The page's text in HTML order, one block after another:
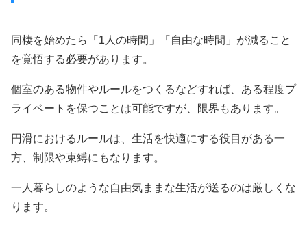
同棲を始めたら「1人の時間」「自由な時間」が減ること
を覚悟する必要があります。
個室のある物件やルールをつくるなどすれば、ある程度プ
ライベートを保つことは可能ですが、限界もあります。
円滑におけるルールは、生活を快適にする役目がある一
方、制限や束縛にもなります。
一人暮らしのような自由気ままな生活が送るのは厳しくな
ります。